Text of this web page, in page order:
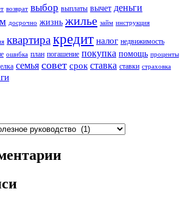
возврат выбор выплаты вычет деньги
досрочно жизнь жилье займ инструкция
квартиракредит налог недвижимость
ошибка план погашение покупка помощь проценты
семья совет срок ставка ставки страховка